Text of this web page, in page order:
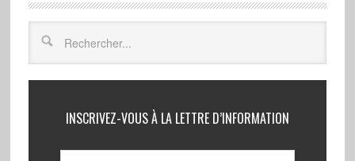
INSCRIVEZ-VOUS À LA LETTRE D’INFORMATION